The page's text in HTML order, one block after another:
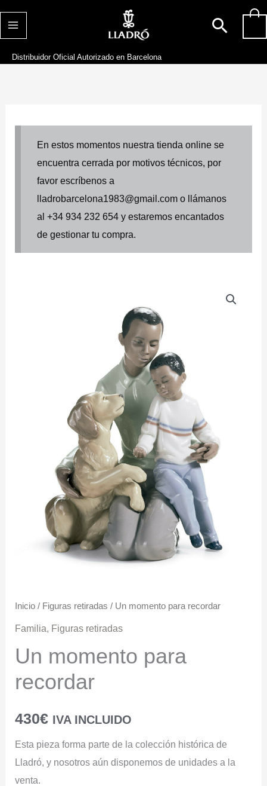
Distribuidor Oficial Autorizado en Barcelona
En estos momentos nuestra tienda online se
encuentra cerrada por motivos técnicos, por
favor escríbenos a
lladrobarcelona1983@gmail.com o llámanos
al +34 934 232 654 y estaremos encantados
de gestionar tu compra.
Inicio / Figuras retiradas / Un momento para recordar
Familia, Figuras retiradas
Un momento para
recordar
430€ IVA INCLUIDO
Esta pieza forma parte de la colección histórica de
Lladró, y nosotros aún disponemos de unidades a la
venta.